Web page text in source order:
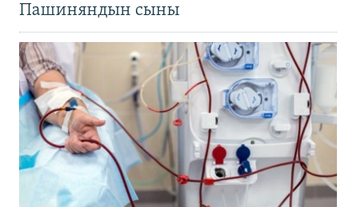
Пашиняндын сыны